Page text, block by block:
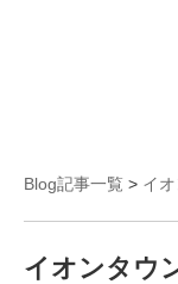
Blog記事一覧 > イ
イオンタウ